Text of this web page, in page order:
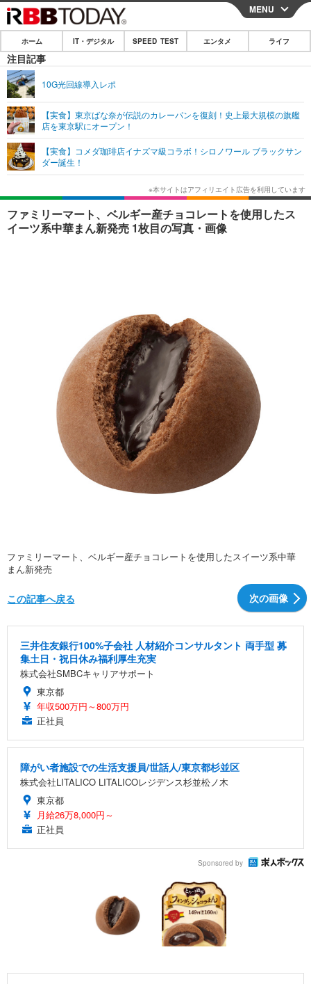
CLOSE
ホーム
IT・デジタル
ネタ
ショッピング その他
SPEED TEST
エンタメ
エンタメTOP
韓国・芸能
音楽 スポーツ
ライフ
ライフTOP グルメ
ペット ショッピング
リリース一覧
プッシュ通知の停止方法
MENU
ホーム IT・デジタル SPEED TEST エンタメ ライフ
注目記事
10G光回線導入レポ
【実食】東京ばな奈が伝説のカレーパンを復刻！史上最大規模の旗艦
店を東京駅にオープン！
【実食】コメダ珈琲店イナズマ級コラボ！シロノワール ブラックサン
ダー誕生！
ファミリーマート、ベルギー産チョコレートを使用したス
イーツ系中華まん新発売 1枚目の写真・画像
ファミリーマート、ベルギー産チョコレートを使用したスイーツ系中華
まん新発売
次の画像
この記事へ戻る
三井住友銀行100%子会社 人材紹介コンサルタント 両手型 募
集土日・祝日休み福利厚生充実
株式会社SMBCキャリアサポート
東京都
年収500万円～800万円
正社員
障がい者施設での生活支援員/世話人/東京都杉並区
株式会社LITALICO LITALICOレジデンス杉並松ノ木
東京都
月給26万8,000円～
正社員
Sponsored by